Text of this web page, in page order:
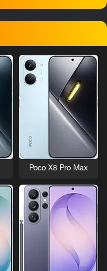
Poco X8 Pro Max